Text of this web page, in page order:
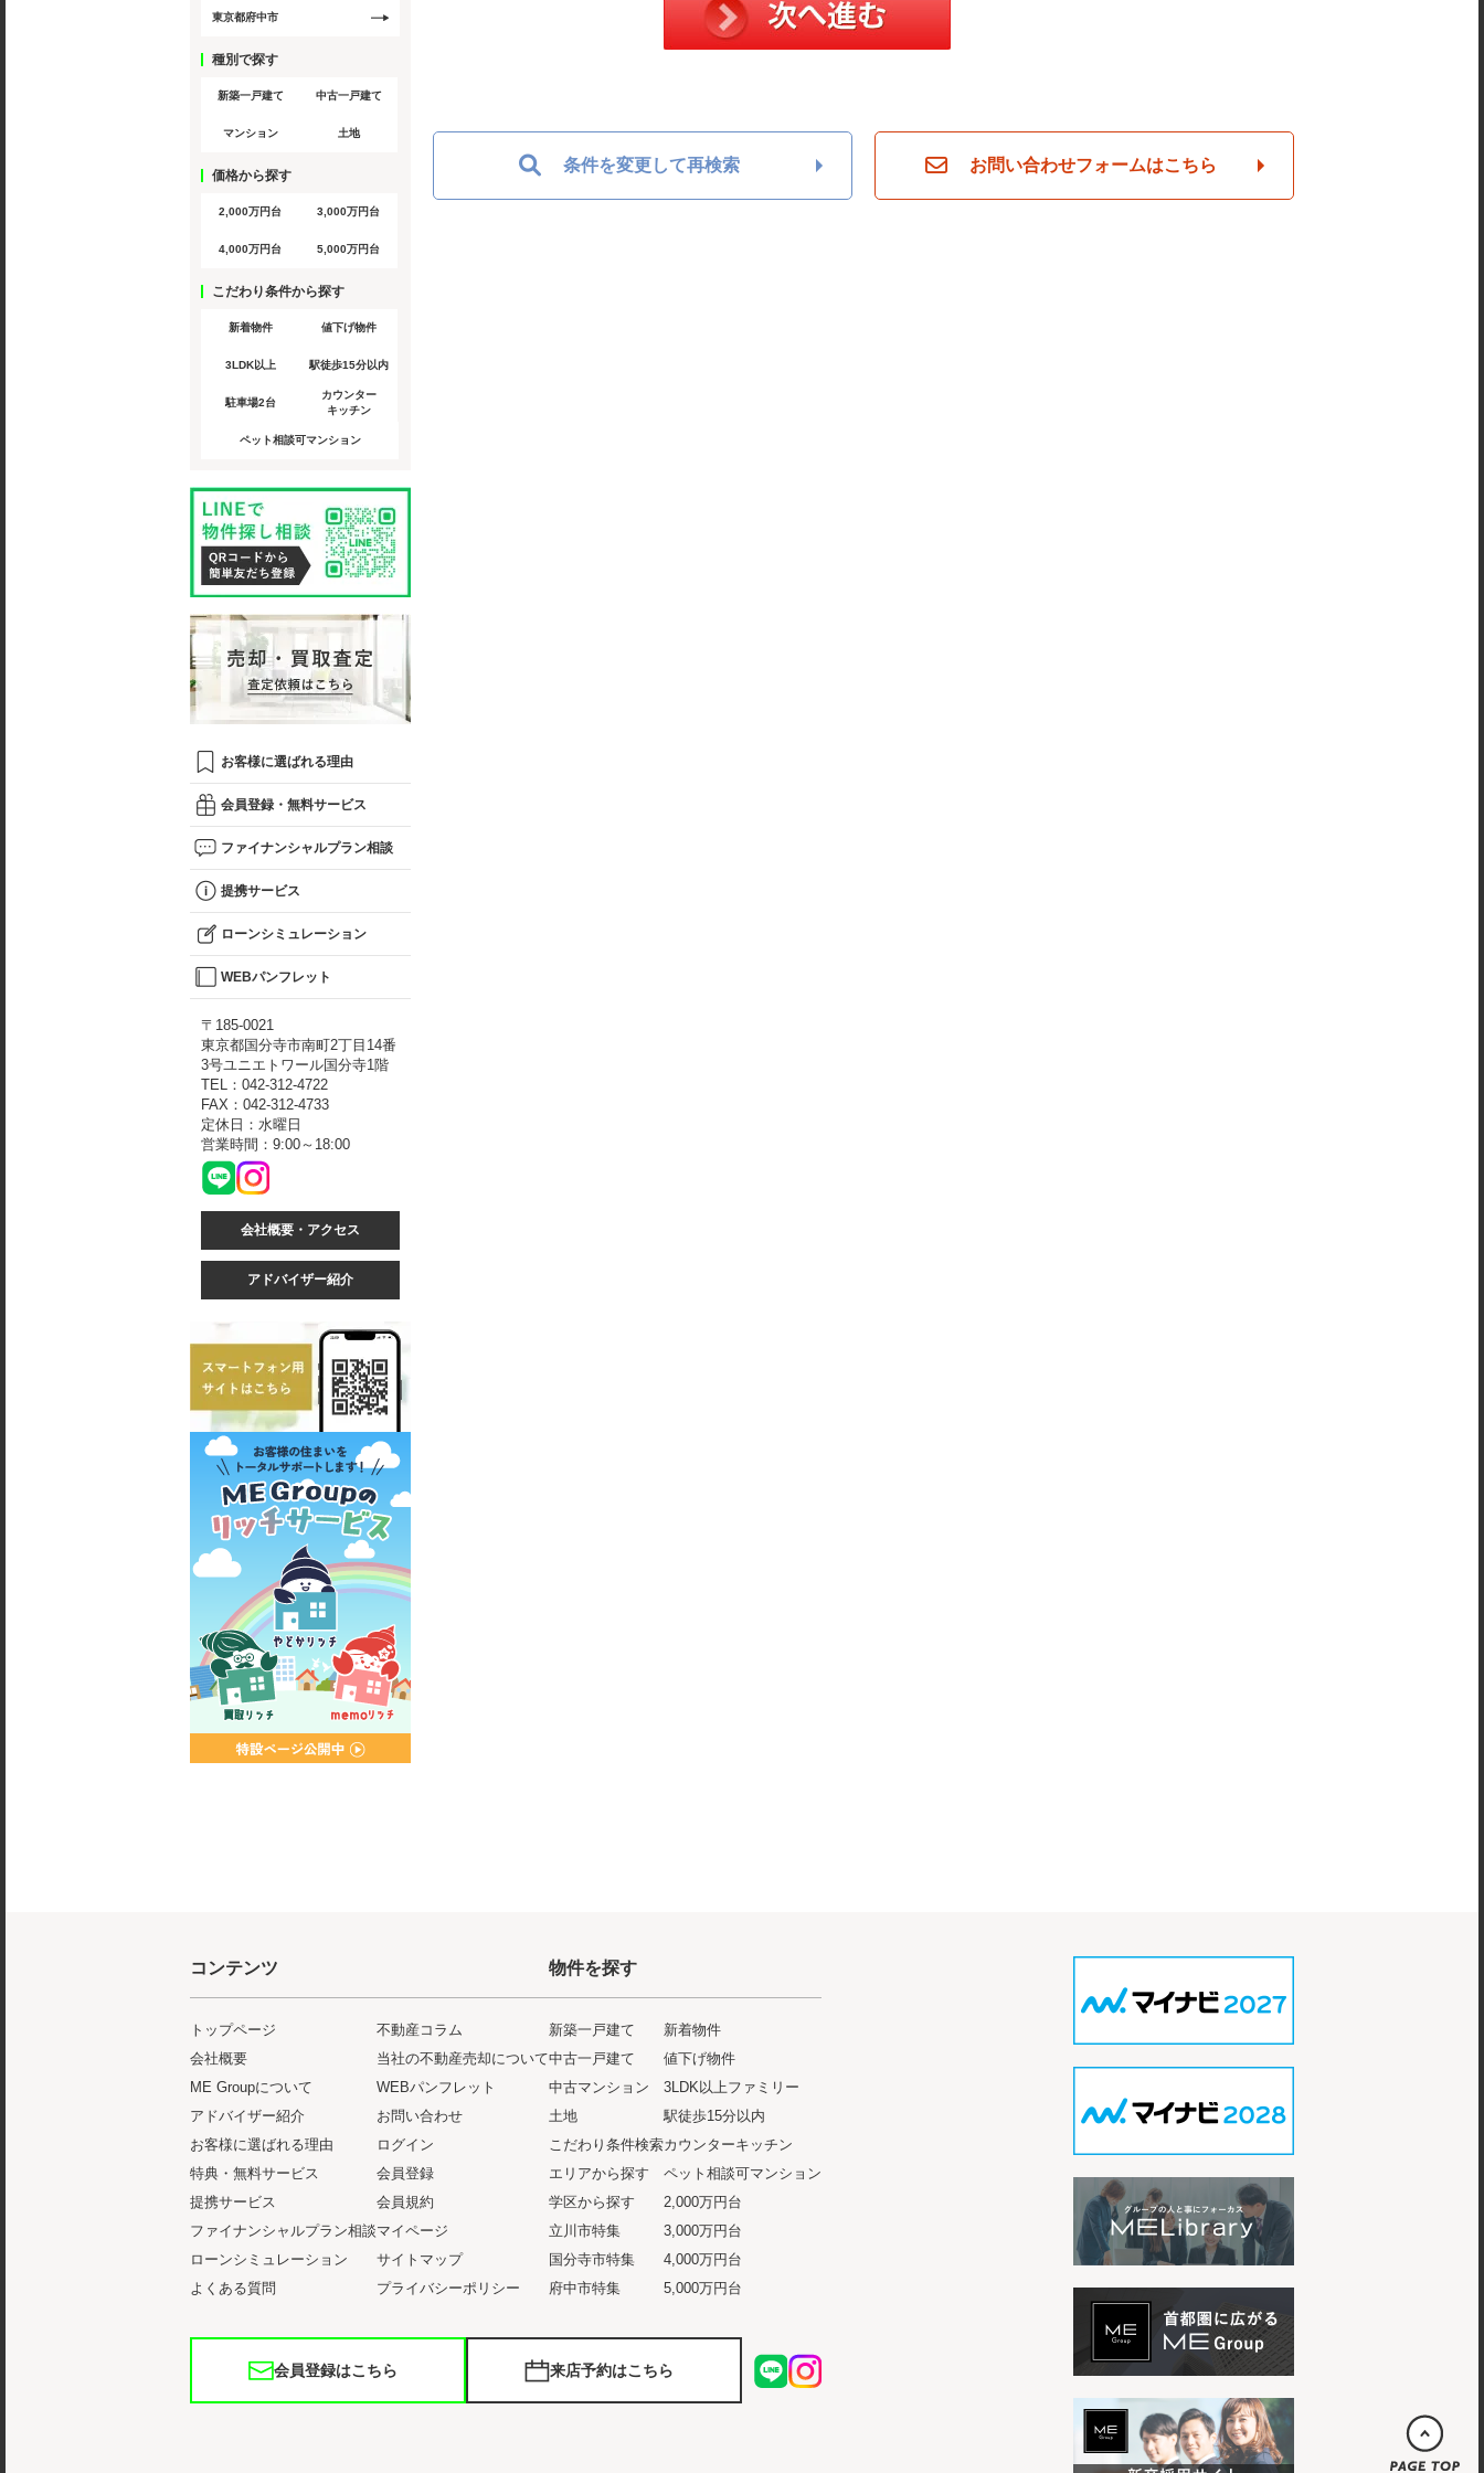
条件を変更して再検索 お問い合わせフォームはこちら
東京都府中市
種別で探す
新築一戸建て 中古一戸建て
マンション 土地
価格から探す
2,000万円台 3,000万円台
4,000万円台 5,000万円台
こだわり条件から探す
新着物件 値下げ物件
3LDK以上 駅徒歩15分以内
駐車場2台
カウンター
キッチン
ペット相談可マンション
お客様に選ばれる理由
会員登録・無料サービス
ファイナンシャルプラン相談
提携サービス
ローンシミュレーション
WEBパンフレット
〒185-0021
東京都国分寺市南町2丁目14番
3号ユニエトワール国分寺1階
TEL：042-312-4722
FAX：042-312-4733
定休日：水曜日
営業時間：9:00～18:00
会社概要・アクセス
アドバイザー紹介
コンテンツ
トップページ
会社概要
ME Groupについて
アドバイザー紹介
お客様に選ばれる理由
特典・無料サービス
提携サービス
ファイナンシャルプラン相談
ローンシミュレーション
よくある質問
不動産コラム
当社の不動産売却について
WEBパンフレット
お問い合わせ
ログイン
会員登録
会員規約
マイページ
サイトマップ
プライバシーポリシー
物件を探す
新築一戸建て
中古一戸建て
中古マンション
土地
こだわり条件検索
エリアから探す
学区から探す
立川市特集
国分寺市特集
府中市特集
新着物件
値下げ物件
3LDK以上ファミリー
駅徒歩15分以内
カウンターキッチン
ペット相談可マンション
2,000万円台
3,000万円台
4,000万円台
5,000万円台
会員登録はこちら 来店予約はこちら